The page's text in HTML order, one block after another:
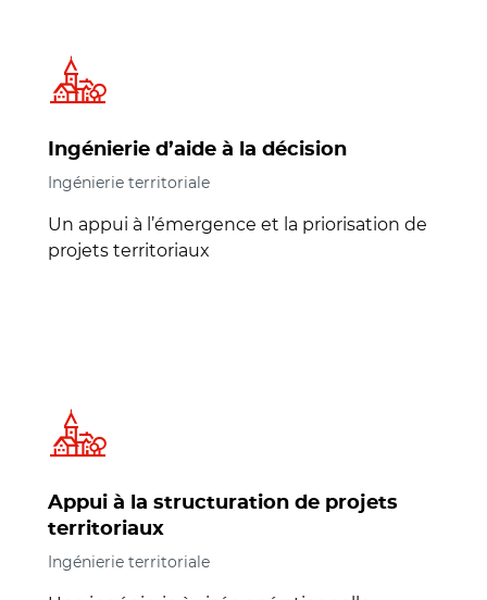
Ingénierie d’aide à la décision
Ingénierie territoriale
Un appui à l’émergence et la priorisation de
projets territoriaux
Appui à la structuration de projets
territoriaux
Ingénierie territoriale